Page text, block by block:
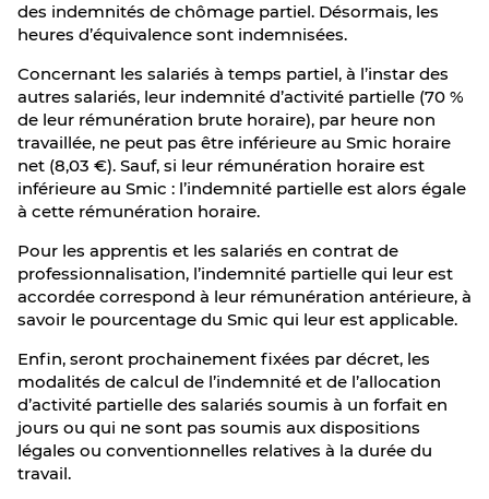
des indemnités de chômage partiel. Désormais, les
heures d’équivalence sont indemnisées.
Concernant les salariés à temps partiel, à l’instar des
autres salariés, leur indemnité d’activité partielle (70 %
de leur rémunération brute horaire), par heure non
travaillée, ne peut pas être inférieure au Smic horaire
net (8,03 €). Sauf, si leur rémunération horaire est
inférieure au Smic : l’indemnité partielle est alors égale
à cette rémunération horaire.
Pour les apprentis et les salariés en contrat de
professionnalisation, l’indemnité partielle qui leur est
accordée correspond à leur rémunération antérieure, à
savoir le pourcentage du Smic qui leur est applicable.
Enfin, seront prochainement fixées par décret, les
modalités de calcul de l’indemnité et de l’allocation
d’activité partielle des salariés soumis à un forfait en
jours ou qui ne sont pas soumis aux dispositions
légales ou conventionnelles relatives à la durée du
travail.